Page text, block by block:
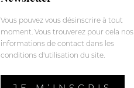
Vous pouvez vous désinscrire à tout
moment. Vous trouverez pour cela nos
informations de contact dans les
conditions d'utilisation du site.